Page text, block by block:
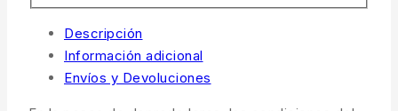
Descripción
Información adicional
Envíos y Devoluciones